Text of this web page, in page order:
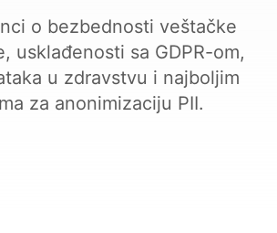
o bezbednosti veštačke
usklađenosti sa GDPR-om,
u zdravstvu i najboljim
za anonimizaciju PII.